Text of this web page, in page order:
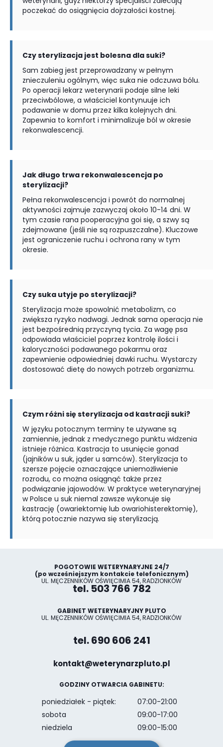
poczekać do osiągnięcia dojrzałości kostnej.
Czy sterylizacja jest bolesna dla suki?
Sam zabieg jest przeprowadzany w pełnym
znieczuleniu ogólnym, więc suka nie odczuwa bólu.
Po operacji lekarz weterynarii podaje silne leki
przeciwbólowe, a właściciel kontynuuje ich
podawanie w domu przez kilka kolejnych dni.
Zapewnia to komfort i minimalizuje ból w okresie
rekonwalescencji.
Jak długo trwa rekonwalescencja po
sterylizacji?
Pełna rekonwalescencja i powrót do normalnej
aktywności zajmuje zazwyczaj około 10-14 dni. W
tym czasie rana pooperacyjna goi się, a szwy są
zdejmowane (jeśli nie są rozpuszczalne). Kluczowe
jest ograniczenie ruchu i ochrona rany w tym
okresie.
Czy suka utyje po sterylizacji?
Sterylizacja może spowolnić metabolizm, co
zwiększa ryzyko nadwagi. Jednak sama operacja nie
jest bezpośrednią przyczyną tycia. Za wagę psa
odpowiada właściciel poprzez kontrolę ilości i
kaloryczności podawanego pokarmu oraz
zapewnienie odpowiedniej dawki ruchu. Wystarczy
dostosować dietę do nowych potrzeb organizmu.
Czym różni się sterylizacja od kastracji suki?
W języku potocznym terminy te używane są
zamiennie, jednak z medycznego punktu widzenia
istnieje różnica. Kastracja to usunięcie gonad
(jajników u suk, jąder u samców). Sterylizacja to
szersze pojęcie oznaczające uniemożliwienie
rozrodu, co można osiągnąć także przez
podwiązanie jajowodów. W praktyce weterynaryjnej
w Polsce u suk niemal zawsze wykonuje się
kastrację (owariektomię lub owariohisterektomię),
którą potocznie nazywa się sterylizacją.
GODZINY OTWARCIA GABINETU:
poniedziałek - piątek:
07:00-21:00
sobota
09:00-17:00
niedziela
09:00-15:00
POGOTOWIE WETERYNARYJNE 24/7
(po wcześniejszym kontakcie telefonicznym)
UL. MĘCZENNIKÓW OŚWIĘCIMIA 54, RADZIONKÓW
GABINET WETERYNARYJNY PLUTO
UL. MĘCZENNIKÓW OŚWIĘCIMIA 54, RADZIONKÓW
kontakt@weterynarzpluto.pl
tel. 503 766 782
tel. 690 606 241